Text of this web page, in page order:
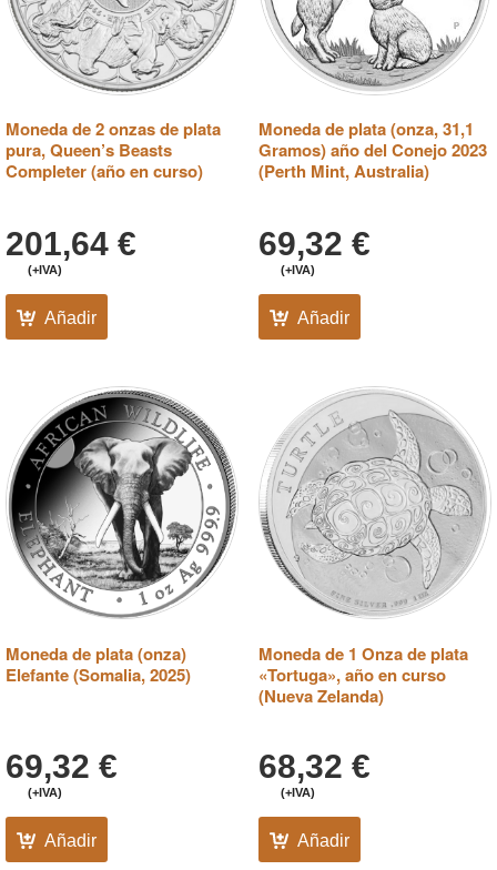
Moneda de 2 onzas de plata
pura, Queen’s Beasts
Completer (año en curso)
201,64 €
(+IVA)
Añadir
Moneda de plata (onza, 31,1
Gramos) año del Conejo 2023
(Perth Mint, Australia)
69,32 €
(+IVA)
Añadir
Moneda de plata (onza)
Elefante (Somalia, 2025)
69,32 €
(+IVA)
Añadir
Moneda de 1 Onza de plata
«Tortuga», año en curso
(Nueva Zelanda)
68,32 €
(+IVA)
Añadir